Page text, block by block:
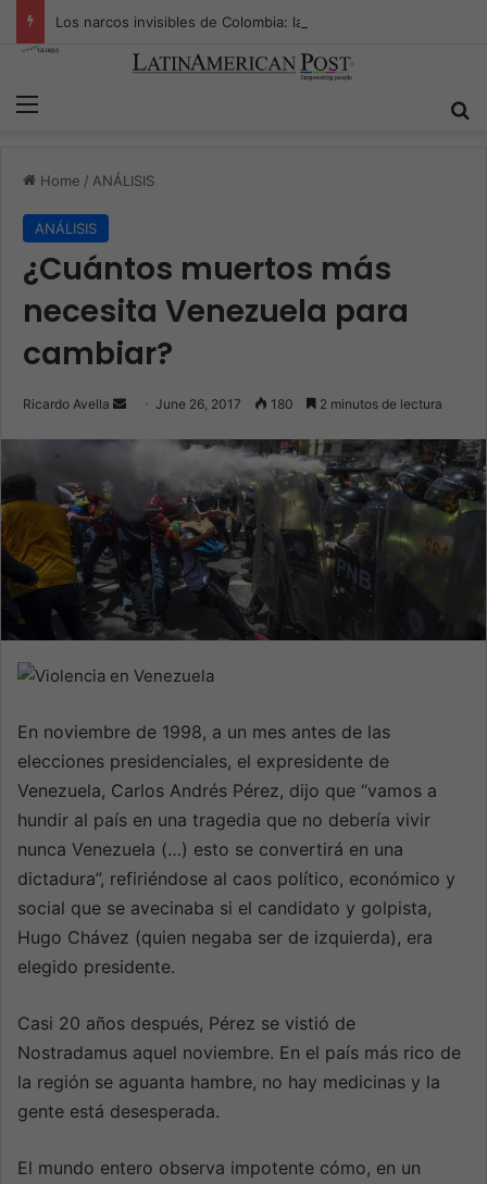
Home / ANÁLISIS
ANÁLISIS
¿Cuántos muertos más
necesita Venezuela para
cambiar?
Ricardo Avella
n
e
m
a
i
June 26, 2017 180 2 minutos de lectura
En noviembre de 1998, a un mes antes de las
elecciones presidenciales, el expresidente de
Venezuela, Carlos Andrés Pérez, dijo que “vamos a
hundir al país en una tragedia que no debería vivir
nunca Venezuela (…) esto se convertirá en una
dictadura”, refiriéndose al caos político, económico y
social que se avecinaba si el candidato y golpista,
Hugo Chávez (quien negaba ser de izquierda), era
elegido presidente.
Casi 20 años después, Pérez se vistió de
Nostradamus aquel noviembre. En el país más rico de
la región se aguanta hambre, no hay medicinas y la
gente está desesperada.
El mundo entero observa impotente cómo, en un